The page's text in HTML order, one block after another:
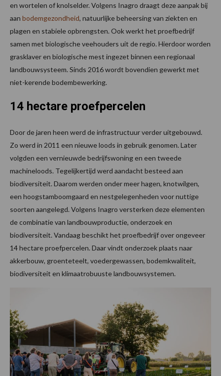
en wortelen of knolselder. Volgens Inagro draagt deze aanpak bij
aan bodemgezondheid, natuurlijke beheersing van ziekten en
plagen en stabiele opbrengsten. Ook werkt het proefbedrijf
samen met biologische veehouders uit de regio. Hierdoor worden
grasklaver en biologische mest ingezet binnen een regionaal
landbouwsysteem. Sinds 2016 wordt bovendien gewerkt met
niet-kerende bodembewerking.
14 hectare proefpercelen
Door de jaren heen werd de infrastructuur verder uitgebouwd.
Zo werd in 2011 een nieuwe loods in gebruik genomen. Later
volgden een vernieuwde bedrijfswoning en een tweede
machineloods. Tegelijkertijd werd aandacht besteed aan
biodiversiteit. Daarom werden onder meer hagen, knotwilgen,
een hoogstamboomgaard en nestgelegenheden voor nuttige
soorten aangelegd. Volgens Inagro versterken deze elementen
de combinatie van landbouwproductie, onderzoek en
biodiversiteit. Vandaag beschikt het proefbedrijf over ongeveer
14 hectare proefpercelen. Daar vindt onderzoek plaats naar
akkerbouw, groenteteelt, voedergewassen, bodemkwaliteit,
biodiversiteit en klimaatrobuuste landbouwsystemen.